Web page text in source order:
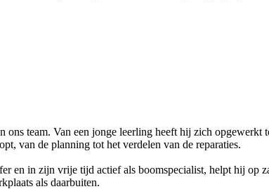
team. Van een jonge leerling heeft hij zich
van de planning tot het verdelen van de reparaties.
en in zijn vrije tijd actief als boomspecialist, helpt hij op
als daarbuiten.